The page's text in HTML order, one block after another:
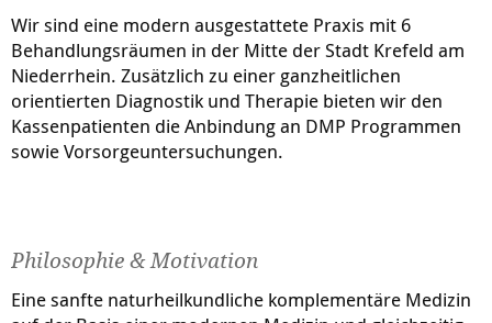
Wir sind eine modern ausgestattete Praxis mit 6
Behandlungsräumen in der Mitte der Stadt Krefeld am
Niederrhein. Zusätzlich zu einer ganzheitlichen
orientierten Diagnostik und Therapie bieten wir den
Kassenpatienten die Anbindung an DMP Programmen
sowie Vorsorgeuntersuchungen.
Philosophie & Motivation
Eine sanfte naturheilkundliche komplementäre Medizin